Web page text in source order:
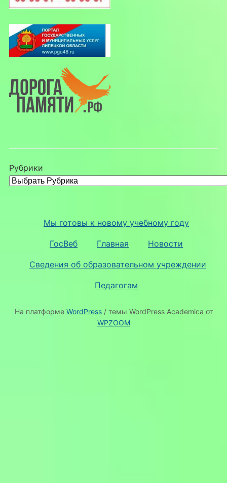
Рубрики
Мы готовы к новому учебному году
ГосВеб Главная Новости
Сведения об образовательном учреждении
Педагогам
На платформе WordPress/ темы WordPress Academica от
WPZOOM